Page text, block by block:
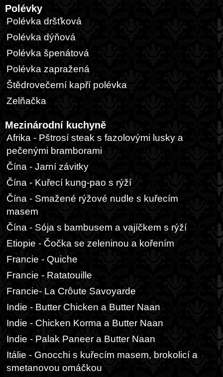
Polévky
Polévka dršťková
Polévka dýňová
Polévka špenátová
Polévka zapražená
Štědrovečerní kapří polévka
Zelňačka
Mezinárodní kuchyně
Afrika - Pštrosí steak s fazolovými lusky a
pečenými bramborami
Čína - Jarní závitky
Čína - Kuřecí kung-pao s rýží
Čína - Smažené rýžové nudle s kuřecím
masem
Čína - Sója s bambusem a vajíčkem s rýží
Etiopie - Čočka se zeleninou a kořením
Francie - Quiche
Francie - Ratatouille
Francie- La Crôute Savoyarde
Indie - Butter Chicken a Butter Naan
Indie - Chicken Korma a Butter Naan
Indie - Palak Paneer a Butter Naan
Itálie - Gnocchi s kuřecím masem, brokolicí a
smetanovou omáčkou